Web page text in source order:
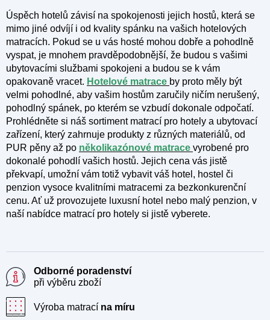
a
c
í
p
r
v
k
y
v
ý
p
i
s
u
v
á
n
í
Úspěch hotelů závisí na spokojenosti jejich hostů, která se
mimo jiné odvíjí i od kvality spánku na vašich hotelových
matracích. Pokud se u vás hosté mohou dobře a pohodlně
vyspat, je mnohem pravděpodobnější, že budou s vašimi
ubytovacími službami spokojeni a budou se k vám
opakovaně vracet. Hotelové matrace by proto měly být
velmi pohodlné, aby vašim hostům zaručily ničím nerušený,
pohodlný spánek, po kterém se vzbudí dokonale odpočatí.
Prohlédněte si náš sortiment matrací pro hotely a ubytovací
zařízení, který zahrnuje produkty z různých materiálů, od
PUR pěny až po několikazónové matrace vyrobené pro
dokonalé pohodlí vašich hostů. Jejich cena vás jistě
překvapí, umožní vám totiž vybavit váš hotel, hostel či
penzion vysoce kvalitními matracemi za bezkonkurenční
cenu. Ať už provozujete luxusní hotel nebo malý penzion, v
naší nabídce matrací pro hotely si jistě vyberete.
Odborné poradenství
při výběru zboží
Výroba matrací na míru